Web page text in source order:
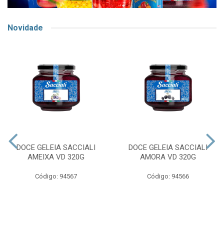
Novidade
DOCE GELEIA SACCIALI
AMEIXA VD 320G
Código: 94567
DOCE GELEIA SACCIALI
AMORA VD 320G
Código: 94566